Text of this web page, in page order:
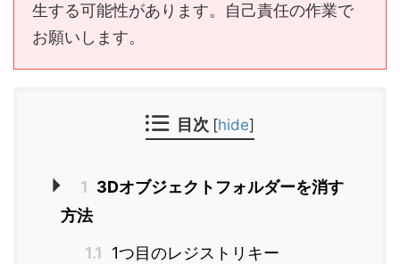
生する可能性があります。自己責任の作業で
お願いします。
目次 [hide]
1 3Dオブジェクトフォルダーを消す
方法
1.1
1つ目のレジストリキー